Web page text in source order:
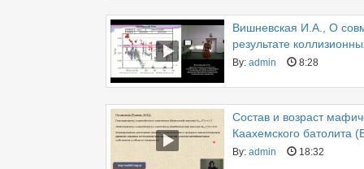
Вишневская И.А., О
результате
By: admin 8:28
Состав и возраст
Каахемского батолита
By: admin 18:32